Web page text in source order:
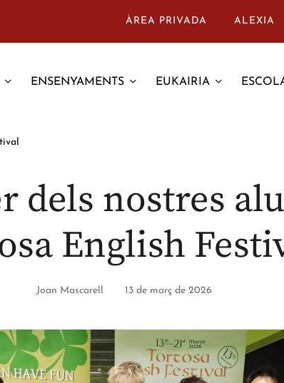
ÀREA PRIVADA ALEXIA
ENSENYAMENTS EUKAIRIA
dels nostres
English
Joan Mascarell 13 de març de 2026